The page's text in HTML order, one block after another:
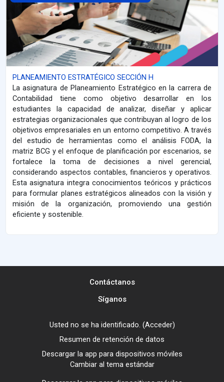
PLANEAMIENTO ESTRATÉGICO SECCIÓN H
La asignatura de Planeamiento Estratégico en la carrera de
Contabilidad tiene como objetivo desarrollar en los
estudiantes la capacidad de analizar, diseñar y aplicar
estrategias organizacionales que contribuyan al logro de los
objetivos empresariales en un entorno competitivo. A través
del estudio de herramientas como el análisis FODA, la
matriz BCG y el enfoque de planificación por escenarios, se
fortalece la toma de decisiones a nivel gerencial,
considerando aspectos contables, financieros y operativos.
Esta asignatura integra conocimientos teóricos y prácticos
para formular planes estratégicos alineados con la visión y
misión de la organización, promoviendo una gestión
eficiente y sostenible.
Contáctanos
Síganos
Usted no se ha identificado. (Acceder)
Resumen de retención de datos
Descargar la app para dispositivos móviles
Cambiar al tema estándar